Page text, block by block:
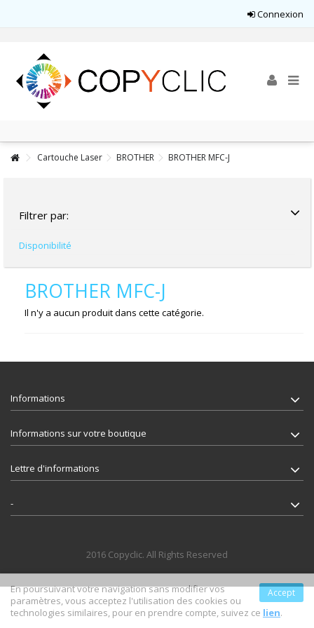
Connexion
Cartouche Laser BROTHER BROTHER MFC-J
Filtrer par:
Disponibilité
BROTHER MFC-J
Il n'y a aucun produit dans cette catégorie.
Informations
Informations sur votre boutique
Lettre d'informations
-
2016 Copyclic. All Rights Reserved
Accept
En poursuivant votre navigation sans modifier vos
paramètres, vous acceptez l'utilisation des cookies ou
technologies similaires, pour en prendre compte, suivez ce lien.